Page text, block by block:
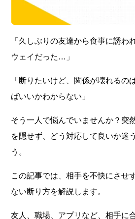
「久しぶりの友達から食事に誘わ
ウェイだった…」
「断りたいけど、関係が壊れるの
ばいいかわからない」
そう一人で悩んでいませんか？突
を隠せず、どう対応して良いか迷
う。
この記事では、相手を不快にさせ
ない断り方を解説します。
友人、職場、アプリなど、相手に